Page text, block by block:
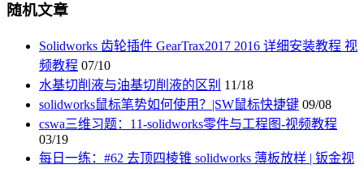
随机文章
Solidworks 齿轮插件 GearTrax2017 2016 详细安装教程 视
频教程 07/10
水基切削液与油基切削液的区别 11/18
solidworks鼠标笔势如何使用？|SW鼠标快捷键 09/08
cswa三维习题：11-solidworks零件与工程图-视频教程
03/19
每日一练：#62 去顶四棱锥 solidworks 薄板放样 | 钣金视